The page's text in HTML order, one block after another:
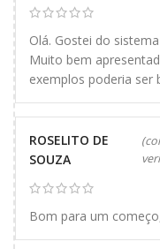
Olá. Gostei do
Muito bem
exemplos poderia ser
ROSELITO DE
SOUZA
Bom para um